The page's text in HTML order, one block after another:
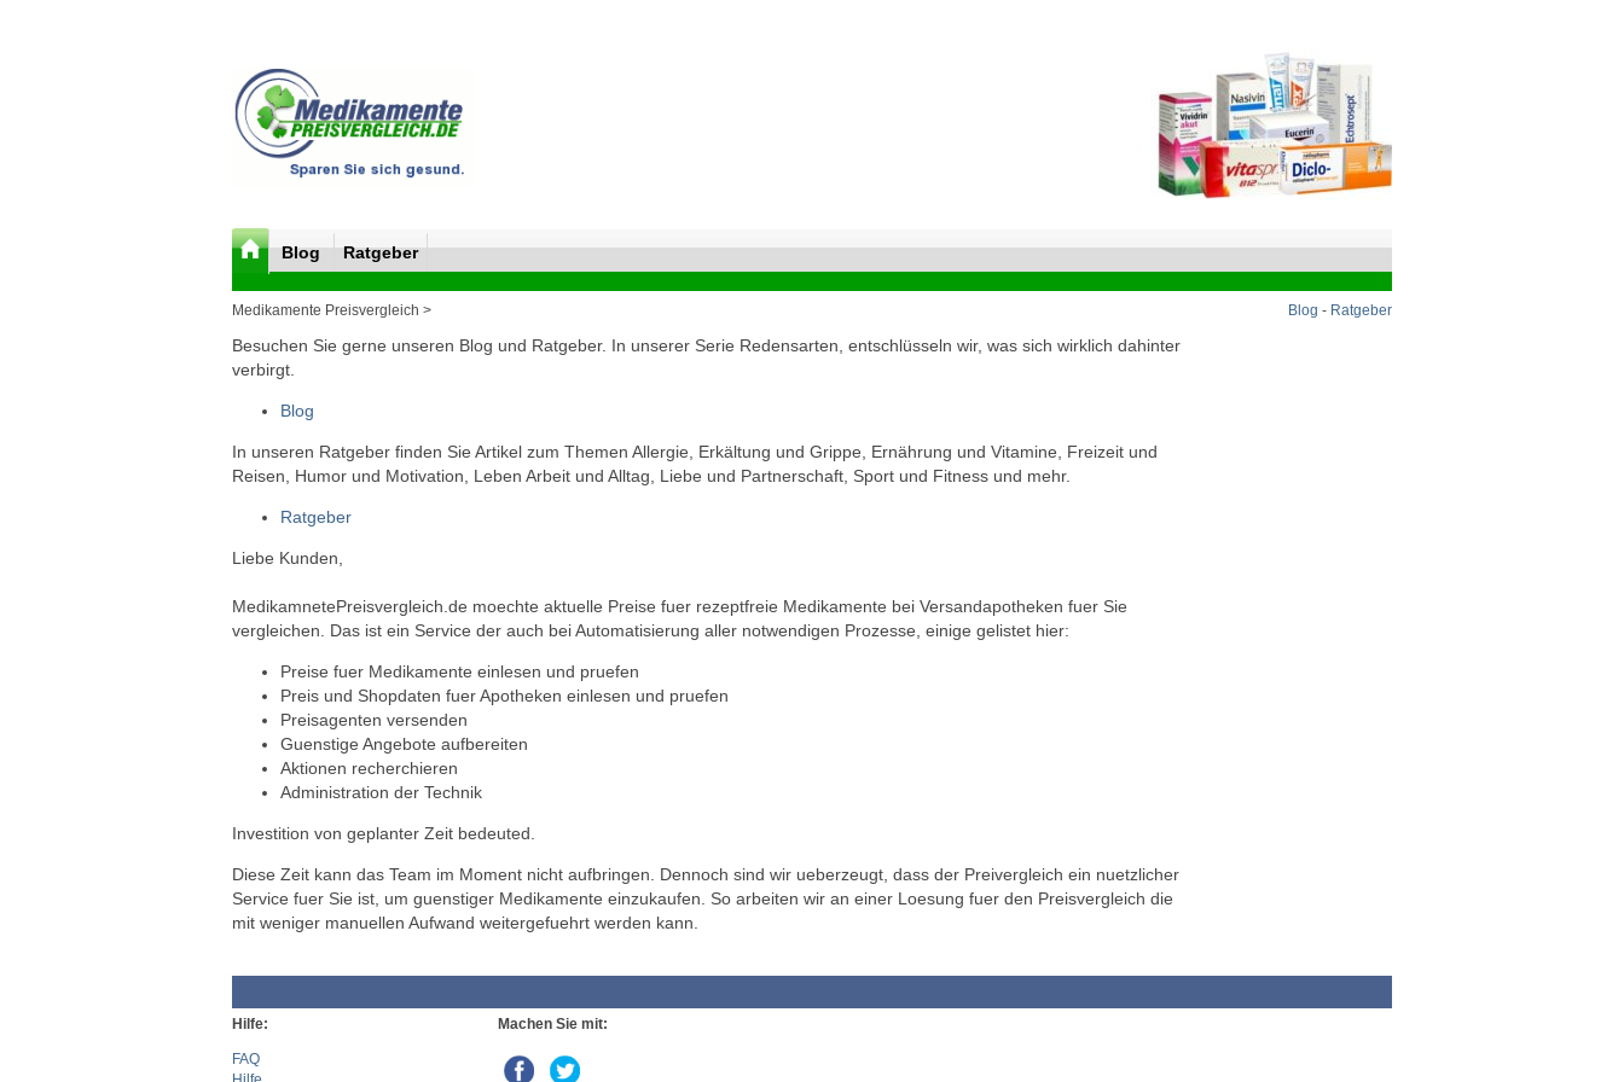
Blog Ratgeber
Medikamente Preisvergleich > Blog - Ratgeber
Besuchen Sie gerne unseren Blog und Ratgeber. In unserer Serie Redensarten, entschlüsseln wir, was sich wirklich dahinter
verbirgt.
Blog
In unseren Ratgeber finden Sie Artikel zum Themen Allergie, Erkältung und Grippe, Ernährung und Vitamine, Freizeit und
Reisen, Humor und Motivation, Leben Arbeit und Alltag, Liebe und Partnerschaft, Sport und Fitness und mehr.
Ratgeber
Liebe Kunden,
MedikamnetePreisvergleich.de moechte aktuelle Preise fuer rezeptfreie Medikamente bei Versandapotheken fuer Sie
vergleichen. Das ist ein Service der auch bei Automatisierung aller notwendigen Prozesse, einige gelistet hier:
Preise fuer Medikamente einlesen und pruefen
Preis und Shopdaten fuer Apotheken einlesen und pruefen
Preisagenten versenden
Guenstige Angebote aufbereiten
Aktionen recherchieren
Administration der Technik
Investition von geplanter Zeit bedeuted.
Diese Zeit kann das Team im Moment nicht aufbringen. Dennoch sind wir ueberzeugt, dass der Preivergleich ein nuetzlicher
Service fuer Sie ist, um guenstiger Medikamente einzukaufen. So arbeiten wir an einer Loesung fuer den Preisvergleich die
mit weniger manuellen Aufwand weitergefuehrt werden kann.
Hilfe:
FAQ
Machen Sie mit: